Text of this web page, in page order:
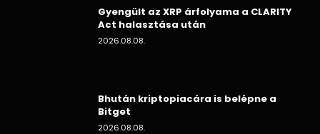
Gyengült az XRP árfolyama a CLARITY
Act halasztása után
2026.08.08.
Bhután kriptopiacára is belépne a
Bitget
2026.08.08.